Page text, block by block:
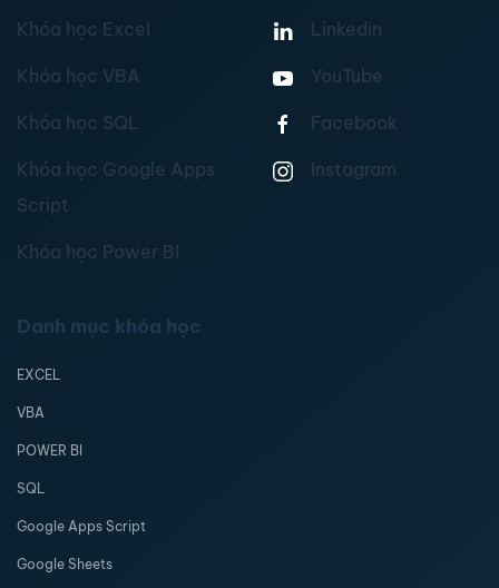
Khóa học Excel
Khóa học VBA
Khóa học SQL
Khóa học Google Apps
Script
Khóa học Power BI
Linkedin
YouTube
Facebook
Instagram
Danh mục khóa học
EXCEL
VBA
POWER BI
SQL
Google Apps Script
Google Sheets